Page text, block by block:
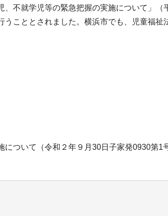
不就学児等の緊急把握の実施について」
こととされました。横浜市でも、児童福
ついて（令和２年９月30日子家発0930第1